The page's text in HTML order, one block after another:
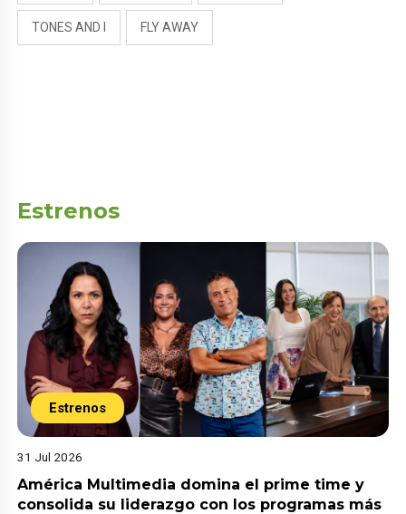
TONES AND I FLY AWAY
Estrenos
Estrenos
31 Jul 2026
América Multimedia domina el prime time y
consolida su liderazgo con los programas más